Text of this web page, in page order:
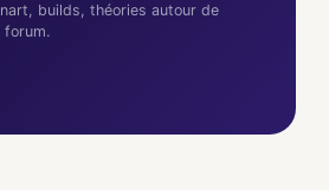
builds, théories autour de
forum.